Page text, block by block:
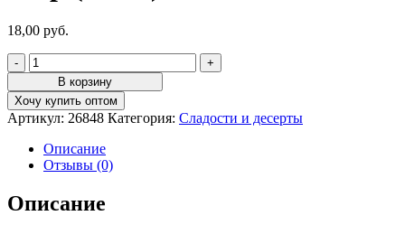
18,00 руб.
Количество
товара
Шоколад
молочный
Левушка
детям
молочной
19гр
В корзину
Хочу купить оптом
Артикул: 26848 Категория: Сладости и десерты
Описание
Отзывы (0)
Описание